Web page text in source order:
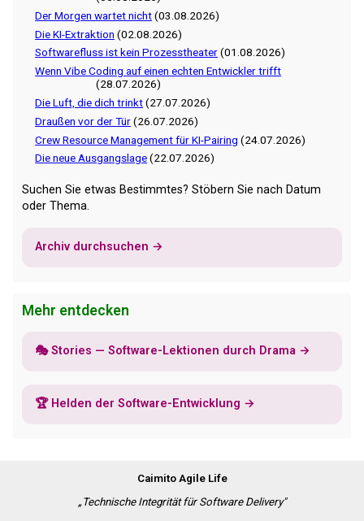
Der Morgen wartet nicht(03.08.2026)
Die KI-Extraktion (02.08.2026)
Softwarefluss ist kein Prozesstheater(01.08.2026)
Wenn Vibe Coding auf einen echten Entwickler trifft
(28.07.2026)
Die Luft, die dich trinkt(27.07.2026)
Draußen vor der Tür(26.07.2026)
Crew Resource Management für KI-Pairing (24.07.2026)
Die neue Ausgangslage(22.07.2026)
Suchen Sie etwas Bestimmtes? Stöbern Sie nach Datum
oder Thema.
Archiv durchsuchen →
Mehr entdecken
🎭 Stories — Software-Lektionen durch Drama →
🏆 Helden der Software-Entwicklung →
Caimito Agile Life
„Technische Integrität für Software Delivery"